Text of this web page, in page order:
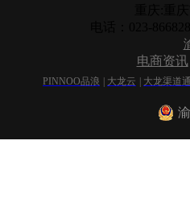
电商资讯
PINNOO品浪 大龙云 大龙渠道